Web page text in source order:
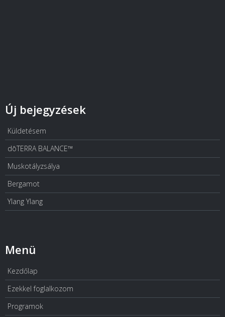
Új bejegyzések
Küldetésem
dōTERRA BALANCE™
Muskotályzsálya
Bergamot
Ylang Ylang
Menü
Kezdőlap
Ezekkel foglalkozom
Programok